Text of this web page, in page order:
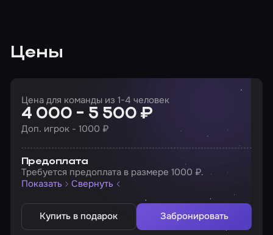
Цены
Цена для команды из 1-4 человек
4 000 - 5 500 ₽
Доп. игрок - 1000 ₽
Предоплата
Требуется предоплата в размере 1000 ₽.
Показать
Свернуть
Купить в подарок Забронировать